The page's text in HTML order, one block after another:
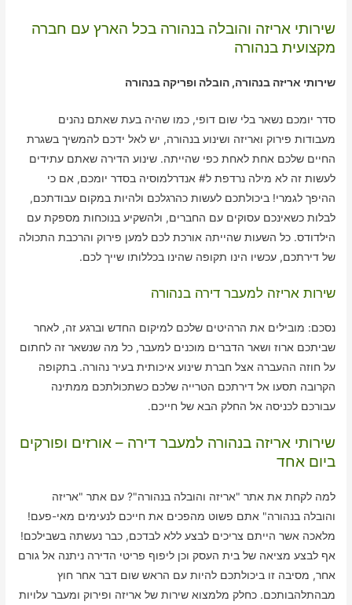
שירותי אריזה והובלה בנהורה בכל הארץ עם חברה
מקצועית בנהורה
שירותי אריזה בנהורה, הובלה ופריקה בנהורה
סדר יומכם נשאר בלי שום דופי, כמו שהיה בעת שאתם נהנים
מעבודות פירוק ואריזה ושינוע בנהורה, יש לאל ידכם להמשיך בשגרת
החיים שלכם אחת לאחת כפי שהייתה. שינוע הדירה שאתם עתידים
לעשות זה לא מילה נרדפת ל# אנדרלמוסיה בסדר יומכם, אם כי
ההיפך לגמרי! ביכולתכם לעשות כהרגלכם ולהיות במקום עבודתכם,
לבלות כשאינכם עסוקים עם החברים, ולהשקיע בנוכחות מספקת עם
הילדודס. כל השעות שהייתה אורכת לכם למען פירוק והרכבת התכולה
של דירתכם, עכשיו הינו תקופה שהינו בכללותו שייך לכם.
שירות אריזה למעבר דירה בנהורה
נסכם: מובילים את הרהיטים שלכם למיקום החדש וברגע זה, לאחר
שביתכם ארוז ושאר הדברים מוכנים למעבר, כל מה שנשאר זה לחתום
על חוזה ההעברה אצל חברת שינוע איכותית בעיר נהורה. בתקופה
הקרובה תסעו אל דירתכם הטרייה שלכם כשתכולתכם ממתינה
עבורכם לכניסה אל החלק הבא של חייכם.
שירותי אריזה בנהורה למעבר דירה – אורזים ופורקים
ביום אחד
למה לקחת את אתר "אריזה והובלה בנהורה"? עם אתר "אריזה
והובלה בנהורה" אתם פשוט מהפכים את חייכם לנעימים מאי-פעם!
מלאכה אשר הייתם צריכים לבצע ללא לבדכם, כבר נעשתה בשבילכם!
אף לבצע מציאה של בית העסק וכן ליפוף פריטי הדירה ניתנה אל גורם
אחר, מסיבה זו ביכולתכם להיות עם הראש שום דבר אחר חוץ
מבהתלהבותכם. כחלק מלמצוא שירות של אריזה ופירוק ומעבר עלויות